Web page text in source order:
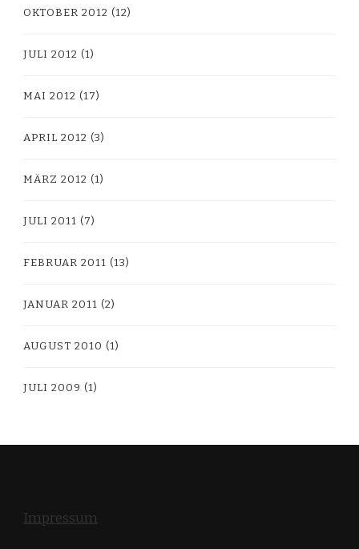
OKTOBER 2012 (12)
JULI 2012 (1)
MAI 2012 (17)
APRIL 2012 (3)
MÄRZ 2012 (1)
JULI 2011 (7)
FEBRUAR 2011 (13)
JANUAR 2011 (2)
AUGUST 2010 (1)
JULI 2009 (1)
Impressum